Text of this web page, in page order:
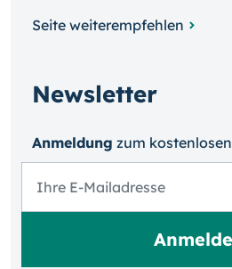
Seite weiterempfehlen
Newsletter
Anmeldung zum kosten­losen